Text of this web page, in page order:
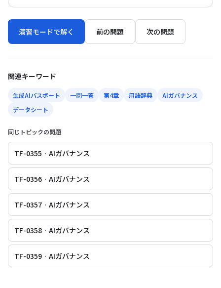
演習モードで解く 前の問題 次の問題
関連キーワード
生成AIパスポート 一問一答 第4章 用語辞典
AIガバナンス
データシート
同じトピックの問題
TF-0355 · AIガバナンス
TF-0356 · AIガバナンス
TF-0357 · AIガバナンス
TF-0358 · AIガバナンス
TF-0359 · AIガバナンス